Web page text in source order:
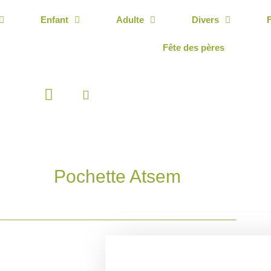
Enfant Adulte Divers
Fête des pères
Panier
Pochette Atsem